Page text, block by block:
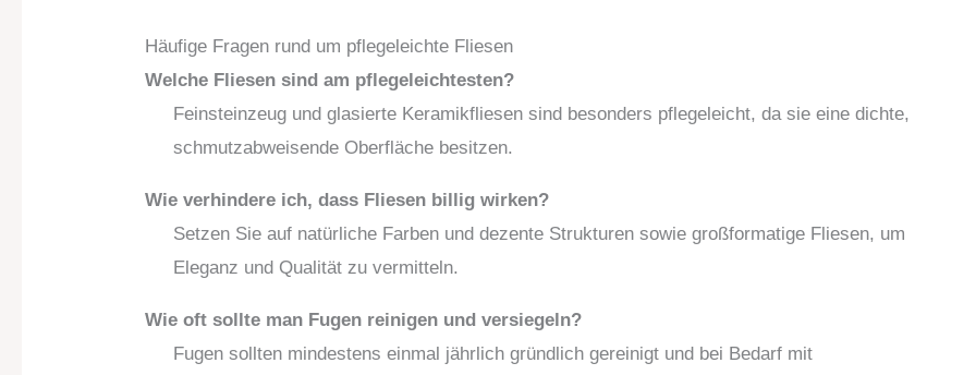
Häufige Fragen rund um pflegeleichte Fliesen
Welche Fliesen sind am pflegeleichtesten?
Feinsteinzeug und glasierte Keramikfliesen sind besonders pflegeleicht, da sie eine dichte,
schmutzabweisende Oberfläche besitzen.
Wie verhindere ich, dass Fliesen billig wirken?
Setzen Sie auf natürliche Farben und dezente Strukturen sowie großformatige Fliesen, um
Eleganz und Qualität zu vermitteln.
Wie oft sollte man Fugen reinigen und versiegeln?
Fugen sollten mindestens einmal jährlich gründlich gereinigt und bei Bedarf mit